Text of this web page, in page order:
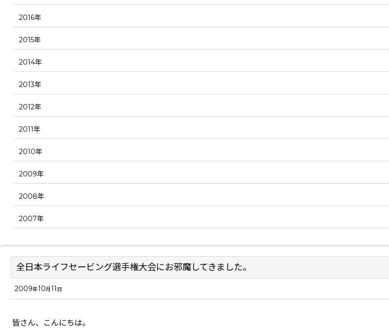
全日本ライフセービング選手権大会にお邪魔してきました。
2009年10月11 日
皆さん、こんにちは。
2016年
2015年
2014年
2013年
2012年
2011年
2010年
2009年
2008年
2007年